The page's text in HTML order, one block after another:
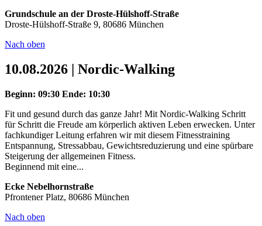
Grundschule an der Droste-Hülshoff-Straße
Droste-Hülshoff-Straße 9, 80686 München
Nach oben
10.08.2026 | Nordic-Walking
Beginn: 09:30 Ende: 10:30
Fit und gesund durch das ganze Jahr! Mit Nordic-Walking Schritt
für Schritt die Freude am körperlich aktiven Leben erwecken. Unter
fachkundiger Leitung erfahren wir mit diesem Fitnesstraining
Entspannung, Stressabbau, Gewichtsreduzierung und eine spürbare
Steigerung der allgemeinen Fitness.
Beginnend mit eine...
Ecke Nebelhornstraße
Pfrontener Platz, 80686 München
Nach oben